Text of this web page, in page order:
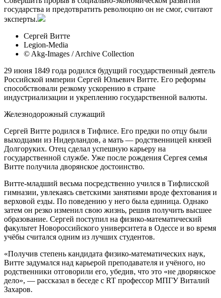
государства и предотвратить революцию он не смог, считают
эксперты.
Сергей Витте
Legion-Media
© Akg-Images / Archive Collection
29 июня 1849 года родился будущий государственный деятель
Российской империи Сергей Юльевич Витте. Его реформы
способствовали резкому ускорению в стране
индустриализации и укреплению государственной валюты.
Железнодорожный служащий
Сергей Витте родился в Тифлисе. Его предки по отцу были
выходцами из Нидерландов, а мать — родственницей князей
Долгоруких. Отец сделал успешную карьеру на
государственной службе. Уже после рождения Сергея семья
Витте получила дворянское достоинство.
Витте-младший весьма посредственно учился в Тифлисской
гимназии, увлекаясь светскими занятиями вроде фехтования и
верховой езды. По поведению у него была единица. Однако
затем он резко изменил свою жизнь, решив получить высшее
образование. Сергей поступил на физико-математический
факультет Новороссийского университета в Одессе и во время
учёбы считался одним из лучших студентов.
«Получив степень кандидата физико-математических наук,
Витте задумался над карьерой преподавателя и учёного, но
родственники отговорили его, убедив, что это «не дворянское
дело», — рассказал в беседе с RT профессор МПГУ Виталий
Захаров.